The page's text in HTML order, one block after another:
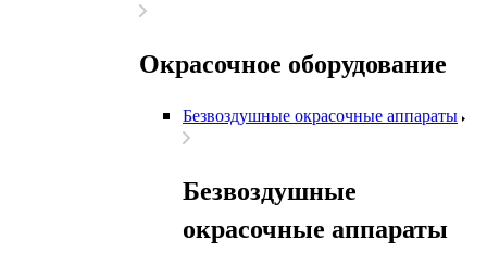
Окрасочное оборудование
Безвоздушные окрасочные аппараты
Безвоздушные
окрасочные аппараты